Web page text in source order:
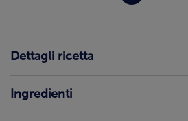
Dettagli ricetta
Ingredienti